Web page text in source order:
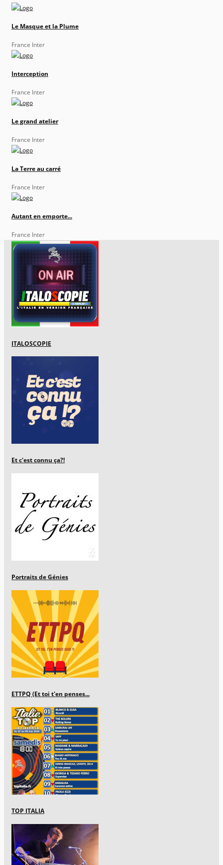
Le Masque et la Plume
France Inter
Interception
France Inter
Le grand atelier
France Inter
La Terre au carré
France Inter
Autant en emporte...
France Inter
ITALOSCOPIE
Et c'est connu ça?!
Portraits de Génies
ETTPQ (Et toi t'en penses...
TOP ITALIA